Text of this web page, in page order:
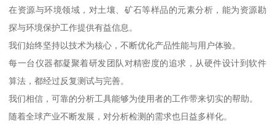
在资源与环境领域，对土壤、矿石等样品的元素分析，能为资源勘
探与环境保护工作提供有益信息。
我们始终坚持以技术为核心，不断优化产品性能与用户体验。
每一台仪器都凝聚着研发团队对精密度的追求，从硬件设计到软件
算法，都经过反复测试与完善。
我们相信，可靠的分析工具能够为使用者的工作带来切实的帮助。
随着全球产业不断发展，对分析检测的需求也日益多样化。